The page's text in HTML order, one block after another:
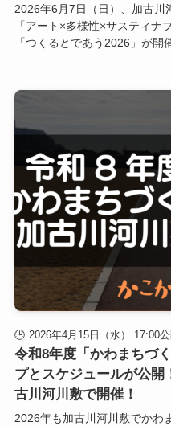
2026年6月7日（日）、加古川
「アート×多様性×サスティナ
「つくるとであう2026」が
2026年4月15日（水） 17:00公
令和8年度「かわまちづ
プとスケジュールが公
古川河川敷で開催！
2026年も加古川河川敷でかわ